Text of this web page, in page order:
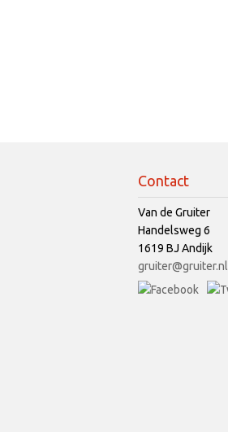
Contact
Van de Gruiter
Handelsweg 6
1619 BJ Andijk
gruiter@gruiter.nl